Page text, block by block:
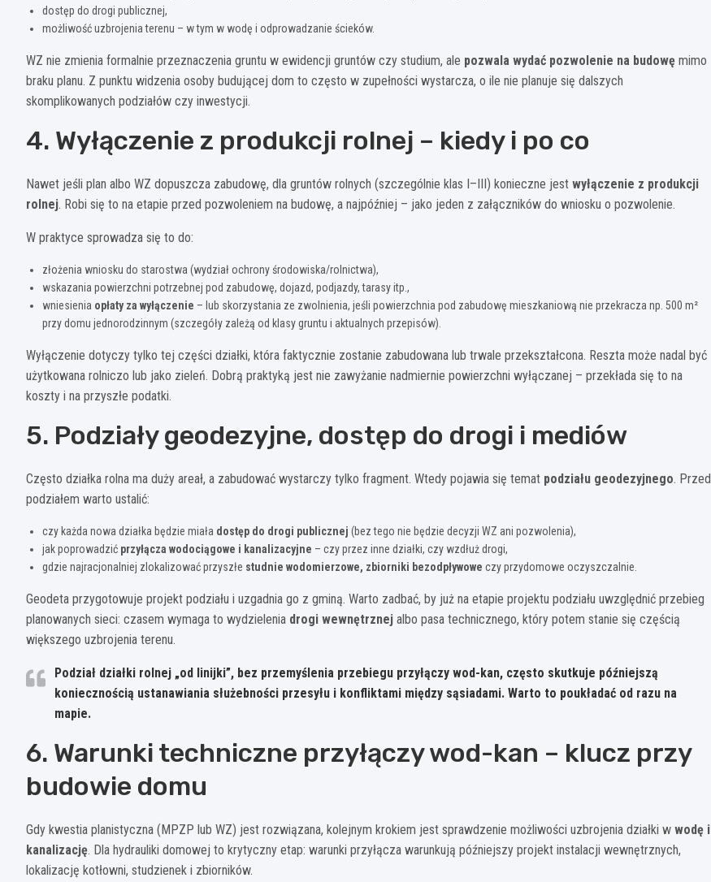
dostęp do drogi publicznej,
możliwość uzbrojenia terenu – w tym w wodę i odprowadzanie ścieków.
WZ nie zmienia formalnie przeznaczenia gruntu w ewidencji gruntów czy studium, ale pozwala wydać pozwolenie na budowę mimo
braku planu. Z punktu widzenia osoby budującej dom to często w zupełności wystarcza, o ile nie planuje się dalszych
skomplikowanych podziałów czy inwestycji.
4. Wyłączenie z produkcji rolnej – kiedy i po co
Nawet jeśli plan albo WZ dopuszcza zabudowę, dla gruntów rolnych (szczególnie klas I–III) konieczne jest wyłączenie z produkcji
rolnej. Robi się to na etapie przed pozwoleniem na budowę, a najpóźniej – jako jeden z załączników do wniosku o pozwolenie.
W praktyce sprowadza się to do:
złożenia wniosku do starostwa (wydział ochrony środowiska/rolnictwa),
wskazania powierzchni potrzebnej pod zabudowę, dojazd, podjazdy, tarasy itp.,
wniesienia opłaty za wyłączenie – lub skorzystania ze zwolnienia, jeśli powierzchnia pod zabudowę mieszkaniową nie przekracza np. 500 m²
przy domu jednorodzinnym (szczegóły zależą od klasy gruntu i aktualnych przepisów).
Wyłączenie dotyczy tylko tej części działki, która faktycznie zostanie zabudowana lub trwale przekształcona. Reszta może nadal być
użytkowana rolniczo lub jako zieleń. Dobrą praktyką jest nie zawyżanie nadmiernie powierzchni wyłączanej – przekłada się to na
koszty i na przyszłe podatki.
5. Podziały geodezyjne, dostęp do drogi i mediów
Często działka rolna ma duży areał, a zabudować wystarczy tylko fragment. Wtedy pojawia się temat podziału geodezyjnego. Przed
podziałem warto ustalić:
czy każda nowa działka będzie miała dostęp do drogi publicznej (bez tego nie będzie decyzji WZ ani pozwolenia),
jak poprowadzić przyłącza wodociągowe i kanalizacyjne – czy przez inne działki, czy wzdłuż drogi,
gdzie najracjonalniej zlokalizować przyszłe studnie wodomierzowe, zbiorniki bezodpływowe czy przydomowe oczyszczalnie.
Geodeta przygotowuje projekt podziału i uzgadnia go z gminą. Warto zadbać, by już na etapie projektu podziału uwzględnić przebieg
planowanych sieci: czasem wymaga to wydzielenia drogi wewnętrznej albo pasa technicznego, który potem stanie się częścią
większego uzbrojenia terenu.
Podział działki rolnej „od linijki”, bez przemyślenia przebiegu przyłączy wod-kan, często skutkuje późniejszą
koniecznością ustanawiania służebności przesyłu i konfliktami między sąsiadami. Warto to poukładać od razu na
mapie.
6. Warunki techniczne przyłączy wod-kan – klucz przy
budowie domu
Gdy kwestia planistyczna (MPZP lub WZ) jest rozwiązana, kolejnym krokiem jest sprawdzenie możliwości uzbrojenia działki w wodę i
kanalizację. Dla hydrauliki domowej to krytyczny etap: warunki przyłącza warunkują późniejszy projekt instalacji wewnętrznych,
lokalizację kotłowni, studzienek i zbiorników.